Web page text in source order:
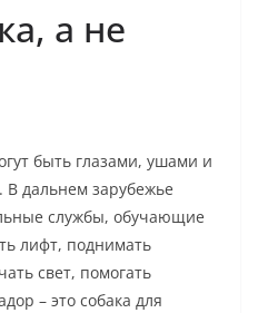
а не
быть глазами, ушами и
дальнем зарубежье
службы, обучающие
лифт, поднимать
свет, помогать
– это собака для